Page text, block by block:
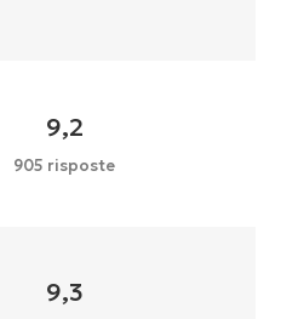
9,2
905 risposte
9,3